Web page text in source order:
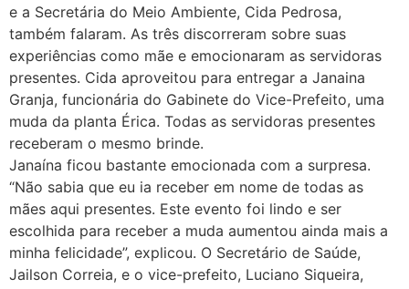
e a Secretária do Meio Ambiente, Cida Pedrosa,
também falaram. As três discorreram sobre suas
experiências como mãe e emocionaram as servidoras
presentes. Cida aproveitou para entregar a Janaina
Granja, funcionária do Gabinete do Vice-Prefeito, uma
muda da planta Érica. Todas as servidoras presentes
receberam o mesmo brinde.
Janaína ficou bastante emocionada com a surpresa.
“Não sabia que eu ia receber em nome de todas as
mães aqui presentes. Este evento foi lindo e ser
escolhida para receber a muda aumentou ainda mais a
minha felicidade”, explicou. O Secretário de Saúde,
Jailson Correia, e o vice-prefeito, Luciano Siqueira,